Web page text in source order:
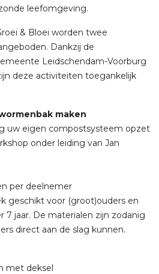
leefomgeving.
& Bloei worden twee
Dankzij de
Leidschendam-Voorburg
deze activiteiten toegankelijk
maken
uw eigen compostsysteem opzet
onder leiding van Jan
per deelnemer
geschikt voor (groot)ouders en
7 jaar. De materialen zijn zodanig
direct aan de slag kunnen.
met deksel